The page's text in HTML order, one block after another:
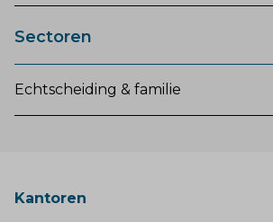
Sectoren
Echtscheiding & familie
Kantoren